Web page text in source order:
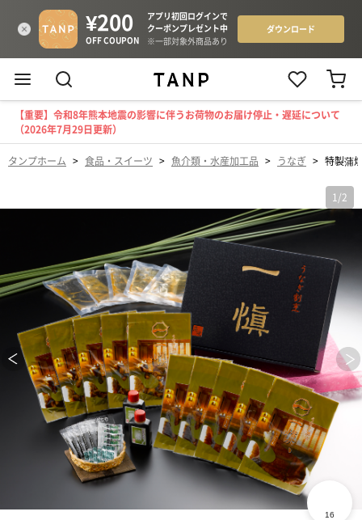
【重要】令和8年熊本地震の影響に伴うお荷物のお届け停止・遅延について
（2026年7月29日更新）
タンプホーム > 食品・スイーツ > 魚介類・水産加工品 > うなぎ > 特製蒲
1 /2